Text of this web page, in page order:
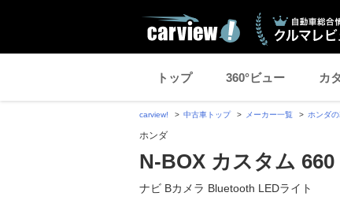
トップ 360°ビュー カ
carview! 中古車トップ メーカー一覧 ホンダ
ホンダ
N-BOX カスタム 660
ナビ Bカメラ Bluetooth LEDライト